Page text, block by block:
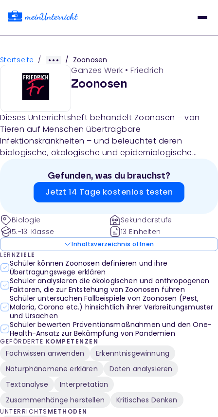
Startseite / / Zoonosen
Ganzes Werk • Friedrich
Zoonosen
Dieses Unterrichtsheft behandelt Zoonosen – von
Tieren auf Menschen übertragbare
Infektionskrankheiten – und beleuchtet deren
biologische, ökologische und epidemiologische
Artikel zu neun Zoonosen (Pest, Malaria, Borreliose,
Influenza, West-Nil-Fieber, Nipah, Hanta, Bilharziose,
Corona) mit Aufgaben, Grafiken und Lösungen sowie
Ansatz.
Gefunden, was du brauchst?
Jetzt 14 Tage kostenlos testen
Biologie
5.-13. Klasse
Sekundarstufe
13 Einheiten
Inhaltsverzeichnis öffnen
LERNZIELE
Schüler können Zoonosen definieren und ihre
Übertragungswege erklären
Schüler analysieren die ökologischen und anthropogenen
Faktoren, die zur Entstehung von Zoonosen führen
Schüler untersuchen Fallbeispiele von Zoonosen (Pest,
Malaria, Corona etc.) hinsichtlich ihrer Verbreitungsmuster
und Ursachen
Schüler bewerten Präventionsmaßnahmen und den One-
Health-Ansatz zur Bekämpfung von Pandemien
GEFÖRDERTE KOMPETENZEN
Fachwissen anwenden
Erkenntnisgewinnung
Naturphänomene erklären
Daten analysieren
Textanalyse
Interpretation
Zusammenhänge herstellen
Kritisches Denken
UNTERRICHTS METHODEN